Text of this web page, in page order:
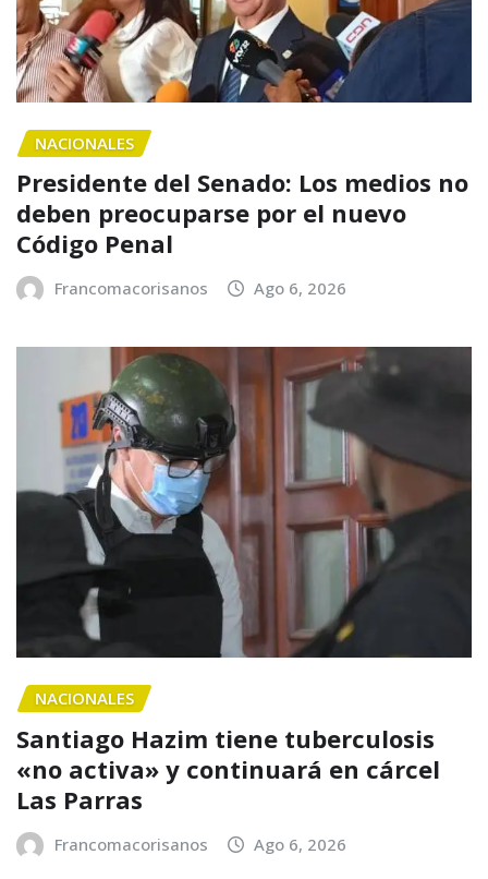
NACIONALES
Presidente del Senado: Los medios no
deben preocuparse por el nuevo
Código Penal
Francomacorisanos Ago 6, 2026
NACIONALES
Santiago Hazim tiene tuberculosis
«no activa» y continuará en cárcel
Las Parras
Francomacorisanos Ago 6, 2026